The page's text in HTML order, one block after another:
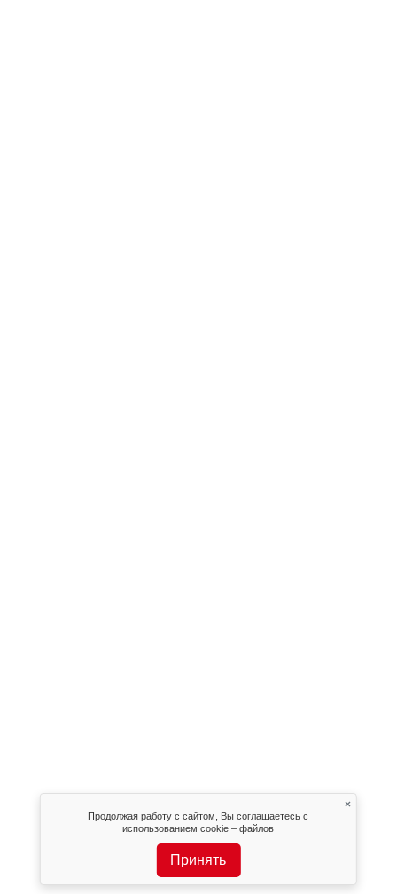
Продолжая работу с сайтом, Вы соглашаетесь с
использованием cookie – файлов
Принять
×